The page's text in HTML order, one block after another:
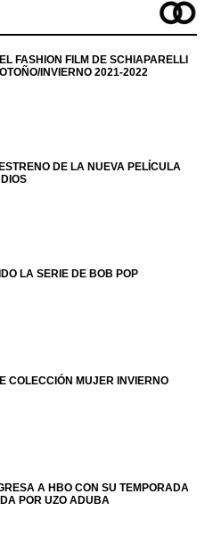
FASHION FILM DE SCHIAPARELLI
INVIERNO 2021-2022
DE LA NUEVA PELÍCULA
LA SERIE DE BOB POP
COLECCIÓN MUJER INVIERNO
A HBO CON SU TEMPORADA
POR UZO ADUBA